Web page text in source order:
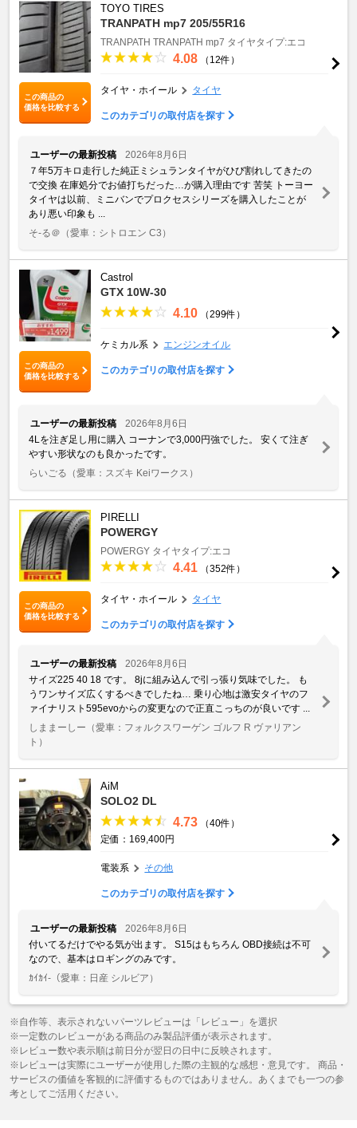
この商品の
価格を比較する
TOYO TIRES
TRANPATH mp7 205/55R16
TRANPATH TRANPATH mp7 タイヤタイプ:エコ
4.08 （12件）
タイヤ・ホイール タイヤ
このカテゴリの取付店を探す
ユーザーの最新投稿
2026年8月6日
７年5万キロ走行した純正ミシュランタイヤがひび割れしてきたの
で交換 在庫処分でお値打ちだった…が購入理由です 苦笑 トーヨー
タイヤは以前、ミニバンでプロクセスシリーズを購入したことが
あり悪い印象も ...
そ-る＠ （愛車：シトロエン C3）
この商品の
価格を比較する
Castrol
GTX 10W-30
4.10 （299件）
ケミカル系 エンジンオイル
このカテゴリの取付店を探す
ユーザーの最新投稿
2026年8月6日
4Lを注ぎ足し用に購入 コーナンで3,000円強でした。 安くて注ぎ
やすい形状なのも良かったです。
らいごる （愛車：スズキ Keiワークス）
この商品の
価格を比較する
PIRELLI
POWERGY
POWERGY タイヤタイプ:エコ
4.41 （352件）
タイヤ・ホイール タイヤ
このカテゴリの取付店を探す
ユーザーの最新投稿
2026年8月6日
サイズ225 40 18 です。 8jに組み込んで引っ張り気味でした。 も
うワンサイズ広くするべきでしたね… 乗り心地は激安タイヤのフ
ァイナリスト595evoからの変更なので正直こっちのが良いです ...
しままーしー （愛車：フォルクスワーゲン ゴルフ R ヴァリアン
ト）
AiM
SOLO2 DL
4.73
（40件）
定価：169,400円
電装系 その他
このカテゴリの取付店を探す
ユーザーの最新投稿
2026年8月6日
付いてるだけでやる気が出ます。 S15はもちろん OBD接続は不可
なので、基本はロギングのみです。
ｶｲｶｲ- （愛車：日産 シルビア）
※自作等、表示されないパーツレビューは「レビュー」を選択
※一定数のレビューがある商品のみ製品評価が表示されます。
※レビュー数や表示順は前日分が翌日の日中に反映されます。
※レビューは実際にユーザーが使用した際の主観的な感想・意見です。 商品・
サービスの価値を客観的に評価するものではありません。あくまでも一つの参
考としてご活用ください。